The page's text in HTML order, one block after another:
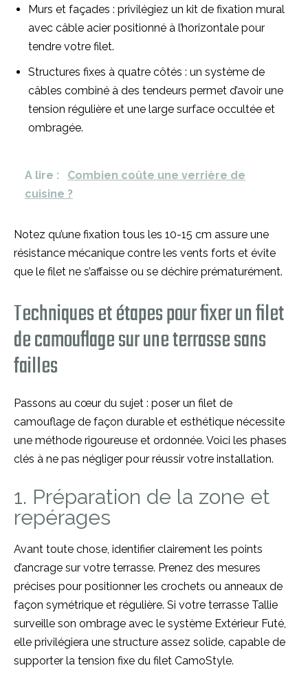
Murs et façades : privilégiez un kit de fixation mural
avec câble acier positionné à l’horizontale pour
tendre votre filet.
Structures fixes à quatre côtés : un système de
câbles combiné à des tendeurs permet d’avoir une
tension régulière et une large surface occultée et
ombragée.
A lire :
Combien coûte une verrière de
cuisine ?
Notez qu’une fixation tous les 10-15 cm assure une
résistance mécanique contre les vents forts et évite
que le filet ne s’affaisse ou se déchire prématurément.
Techniques et étapes pour fixer un filet
de camouflage sur une terrasse sans
failles
Passons au cœur du sujet : poser un filet de
camouflage de façon durable et esthétique nécessite
une méthode rigoureuse et ordonnée. Voici les phases
clés à ne pas négliger pour réussir votre installation.
1. Préparation de la zone et
repérages
Avant toute chose, identifier clairement les points
d’ancrage sur votre terrasse. Prenez des mesures
précises pour positionner les crochets ou anneaux de
façon symétrique et régulière. Si votre terrasse Tallie
surveille son ombrage avec le système Extérieur Futé,
elle privilégiera une structure assez solide, capable de
supporter la tension fixe du filet CamoStyle.